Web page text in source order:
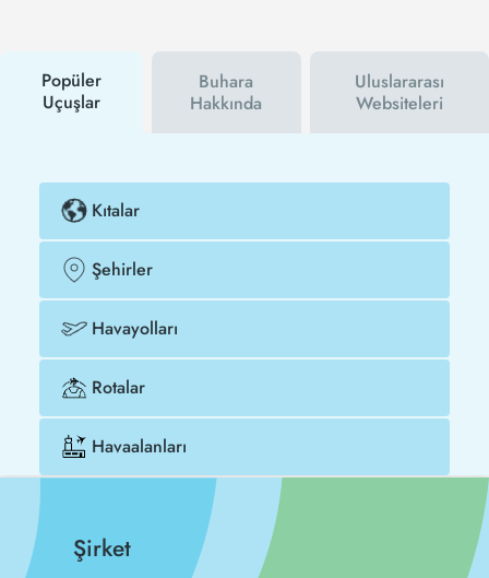
alabilirsiniz.
Popüler
Uçuşlar
Buhara
Hakkında
Uluslararası
Websiteleri
Kıtalar
Şehirler
Havayolları
Rotalar
Havaalanları
Şirket